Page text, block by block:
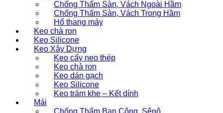
Chống Thấm Sàn, Vách Ngoài Hầm
Chống Thấm Sàn, Vách Trong Hầm
Hố thang máy
Keo chà ron
Keo Silicone
Keo Xây Dựng
Keo cấy neo thép
Keo chà ron
Keo dán gạch
Keo Silicone
Keo trám khe – Kết dính
Mái